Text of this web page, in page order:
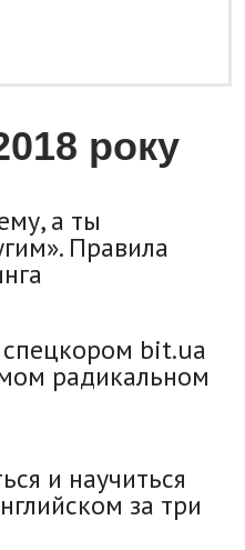
року
а ты
Правила
bit.ua
радикальном
и научиться
за три